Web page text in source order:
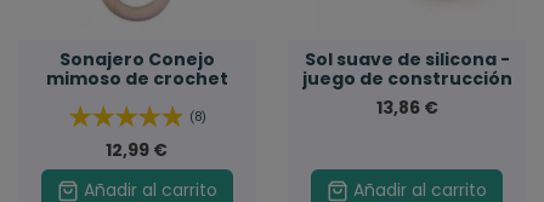
Sonajero Conejo
mimoso de crochet
(8)
12,99 €
Añadir al carrito
Sol suave de silicona -
juego de construcción
13,86 €
Añadir al carrito